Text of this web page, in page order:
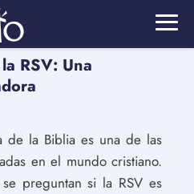
RSV: Una
de la Biblia es una de las
en el mundo cristiano.
preguntan si la RSV es